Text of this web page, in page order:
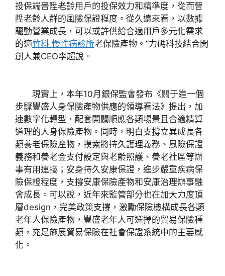
投保端晉陞老齡用戶的投保效力和精準度，從而晉
陞老齡人群的風險保證程度。從久遠來看，以數據
驅動營業成長，可以或許供給合適用戶多元化需求
的適竹科 慢性病診所老保險產物。”力碼科技結合開
創人兼CEO李超說。
現實上，本年10月銀保監會發布《關于進一個
步驟豐盛人身保險產物供應的領導看法》提出，加
速數字化轉型，配套開闢順應各類場景且合適精算
道理的人身保險產物。同時，明白支撐立異成長各
類養老保險產物，摸索將持久護理義務、風險保證
義務和養老金支付設定與老齡照護、養老社區等辦
事有用連接；安身持久安康保證，進步嚴重疾病保
險保證程度，支撐安康保險產物和安康治理辦事融
會成長。可以說，近年來監管部分也在加大力度頂
層design，完美政策支撐，激勵保險機構成長各類
老年人保險產物，豐盛老年人可選擇的貿易保險種
類，充足施展貿易保險在社會保證系統中的主要感
化。